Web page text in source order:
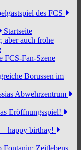
des FCS
Startseite
aber auch frohe
FCS-Fan-Szene
Borussen im
Abwehrzentrum
Eröffnungsspiel!
– happy birthay!
Fontanin: Zeitlebens